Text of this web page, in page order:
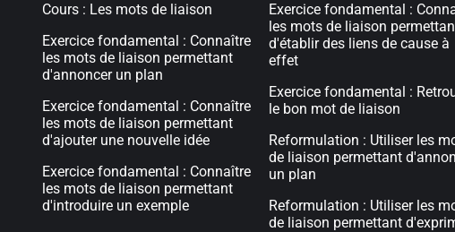
Cours : Les mots de liaison
Exercice fondamental : Connaître
les mots de liaison permettant
d'annoncer un plan
Exercice fondamental : Connaître
les mots de liaison permettant
d'ajouter une nouvelle idée
Exercice fondamental : Connaître
les mots de liaison permettant
d'introduire un exemple
Exercice fondamental :
les mots de liaison
d'établir des liens de cause à
effet
Exercice fondamental :
le bon mot de liaison
Reformulation : Utiliser les
de liaison permettant
un plan
Reformulation : Utiliser les
de liaison permettant